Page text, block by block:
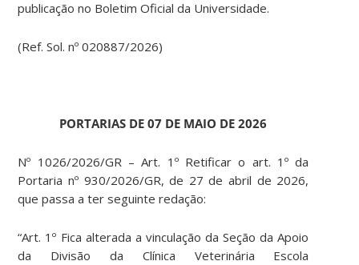
publicação no Boletim Oficial da Universidade.
(Ref. Sol. nº 020887/2026)
PORTARIAS DE 07 DE MAIO DE 2026
Nº 1026/2026/GR – Art. 1º Retificar o art. 1º da
Portaria nº 930/2026/GR, de 27 de abril de 2026,
que passa a ter seguinte redação:
“Art. 1º Fica alterada a vinculação da Seção da Apoio
da Divisão da Clínica Veterinária Escola